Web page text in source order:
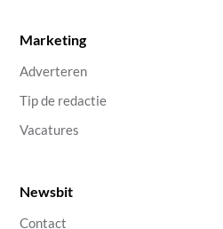
Marketing
Adverteren
Tip de redactie
Vacatures
Newsbit
Contact